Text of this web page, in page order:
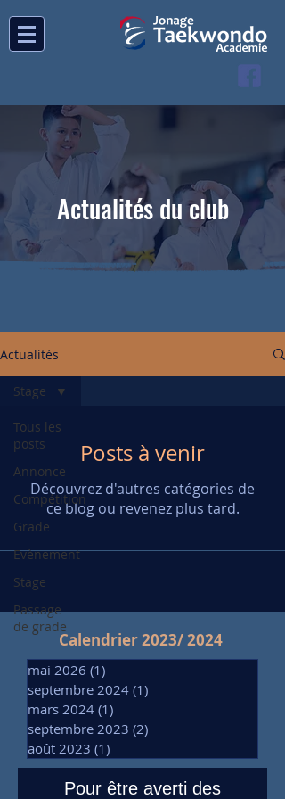
Actualités du club
Actualités
Tous les
posts
Annonce
Compétition
Grade
Evènement
Stage
Passage
de grade
Stage
Posts à venir
Découvrez d'autres catégories de
ce blog ou revenez plus tard.
Calendrier 2023/ 2024
mai 2026 (1)
septembre 2024 (1)
mars 2024 (1)
septembre 2023 (2)
août 2023 (1)
Pour être averti des